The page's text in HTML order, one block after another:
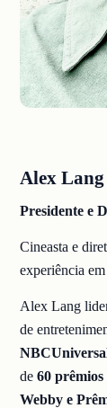
Alex Lang
Presidente e
Cineasta e
experiência
Alex Lang
de
de60 prêmios
Webby e